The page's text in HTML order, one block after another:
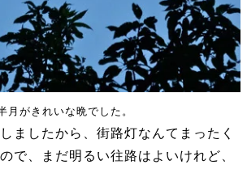
月がきれいな晩でした。
ましたから、街路灯なんてまったく
で、まだ明るい往路はよいけれど、